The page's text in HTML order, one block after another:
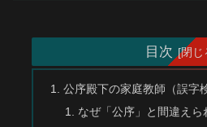
目次
公序殿下の家庭教師（誤字
なぜ「公序」と間違えら